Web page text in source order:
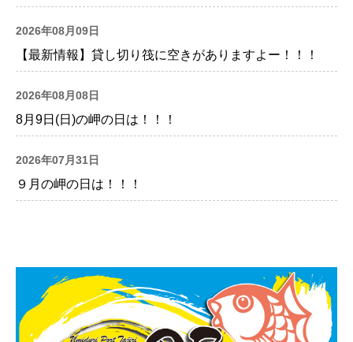
2026年08月09日
【最新情報】貸し切り筏に空きがありますよー！！！
2026年08月08日
8月9日(日)の岬の日は！！！
2026年07月31日
９月の岬の日は！！！